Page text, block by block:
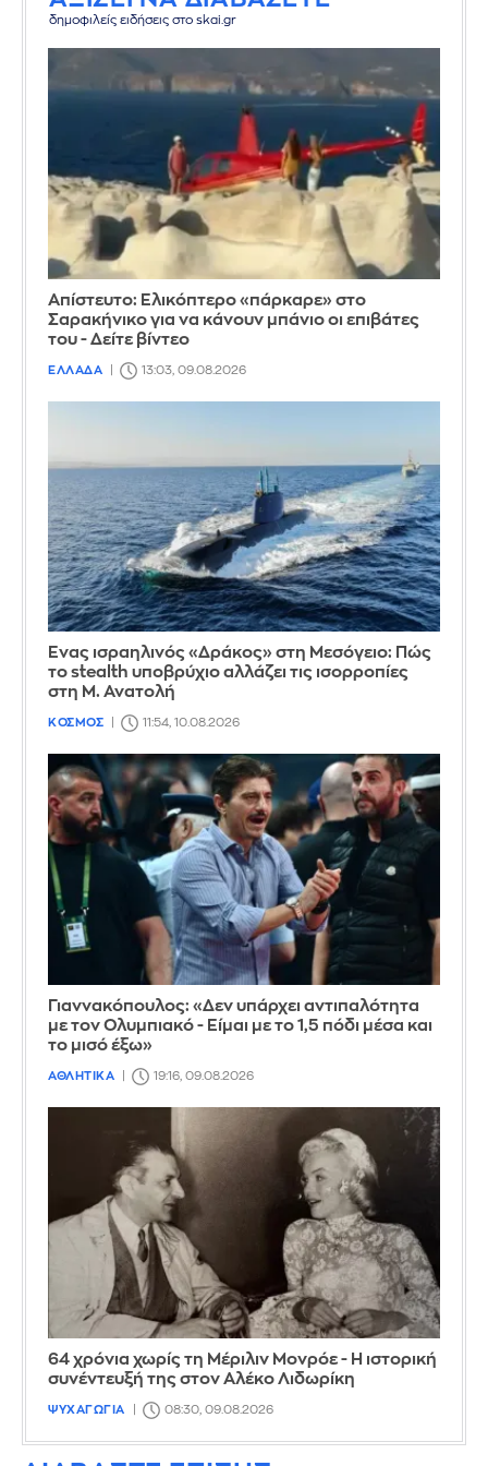
δημοφιλείς ειδήσεις στο skai.gr
Απίστευτο: Ελικόπτερο «πάρκαρε» στο
Σαρακήνικο για να κάνουν μπάνιο οι επιβάτες
του - Δείτε βίντεο
ΕΛΛΑΔΑ 13:03, 09.08.2026
Ένας ισραηλινός «Δράκος» στη Μεσόγειο: Πώς
το stealth υποβρύχιο αλλάζει τις ισορροπίες
στη Μ. Ανατολή
ΚΟΣΜΟΣ 11:54, 10.08.2026
Γιαννακόπουλος: «Δεν υπάρχει αντιπαλότητα
με τον Ολυμπιακό - Είμαι με το 1,5 πόδι μέσα και
το μισό έξω»
ΑΘΛΗΤΙΚΑ 19:16, 09.08.2026
64 χρόνια χωρίς τη Μέριλιν Μονρόε - Η ιστορική
συνέντευξή της στον Αλέκο Λιδωρίκη
ΨΥΧΑΓΩΓΙΑ 08:30, 09.08.2026